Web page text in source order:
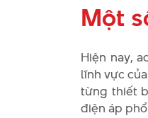
Một
Hiện nay,
lĩnh vực
từng thiết
điện áp